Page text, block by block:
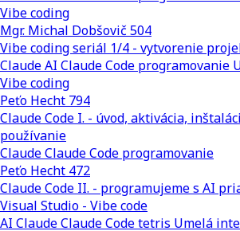
Vibe coding
Mgr. Michal Dobšovič 504
Vibe coding seriál 1/4 - vytvorenie
Claude AI Claude Code programovanie
Vibe coding
Peťo Hecht 794
Claude Code I. - úvod, aktivácia,
používanie
ClaudeClaude Code programovanie
Peťo Hecht 472
Claude Code II. - programujeme s AI
Visual Studio - Vibe code
AI ClaudeClaude Codetetris Umelá